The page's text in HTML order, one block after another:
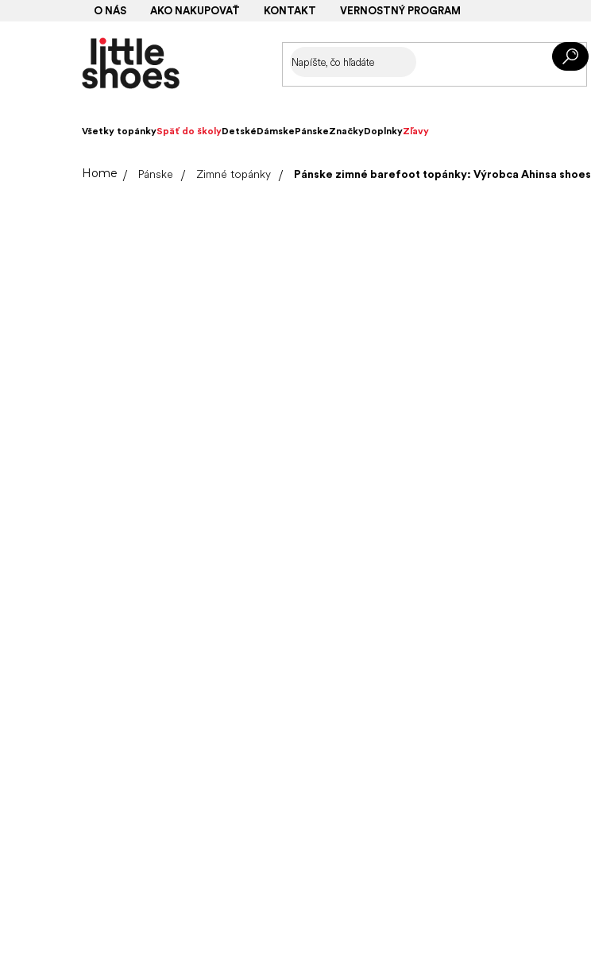
O NÁS AKO NAKUPOVAŤ KONTAKT VERNOSTNÝ PROGRAM
Všetky topánkySpäť do školyDetskéDámskePánskeZnačkyDoplnkyZľavy
DomovPánske Zimné topánky Pánske zimné barefoot topánky: Výrobca Ahinsa shoes